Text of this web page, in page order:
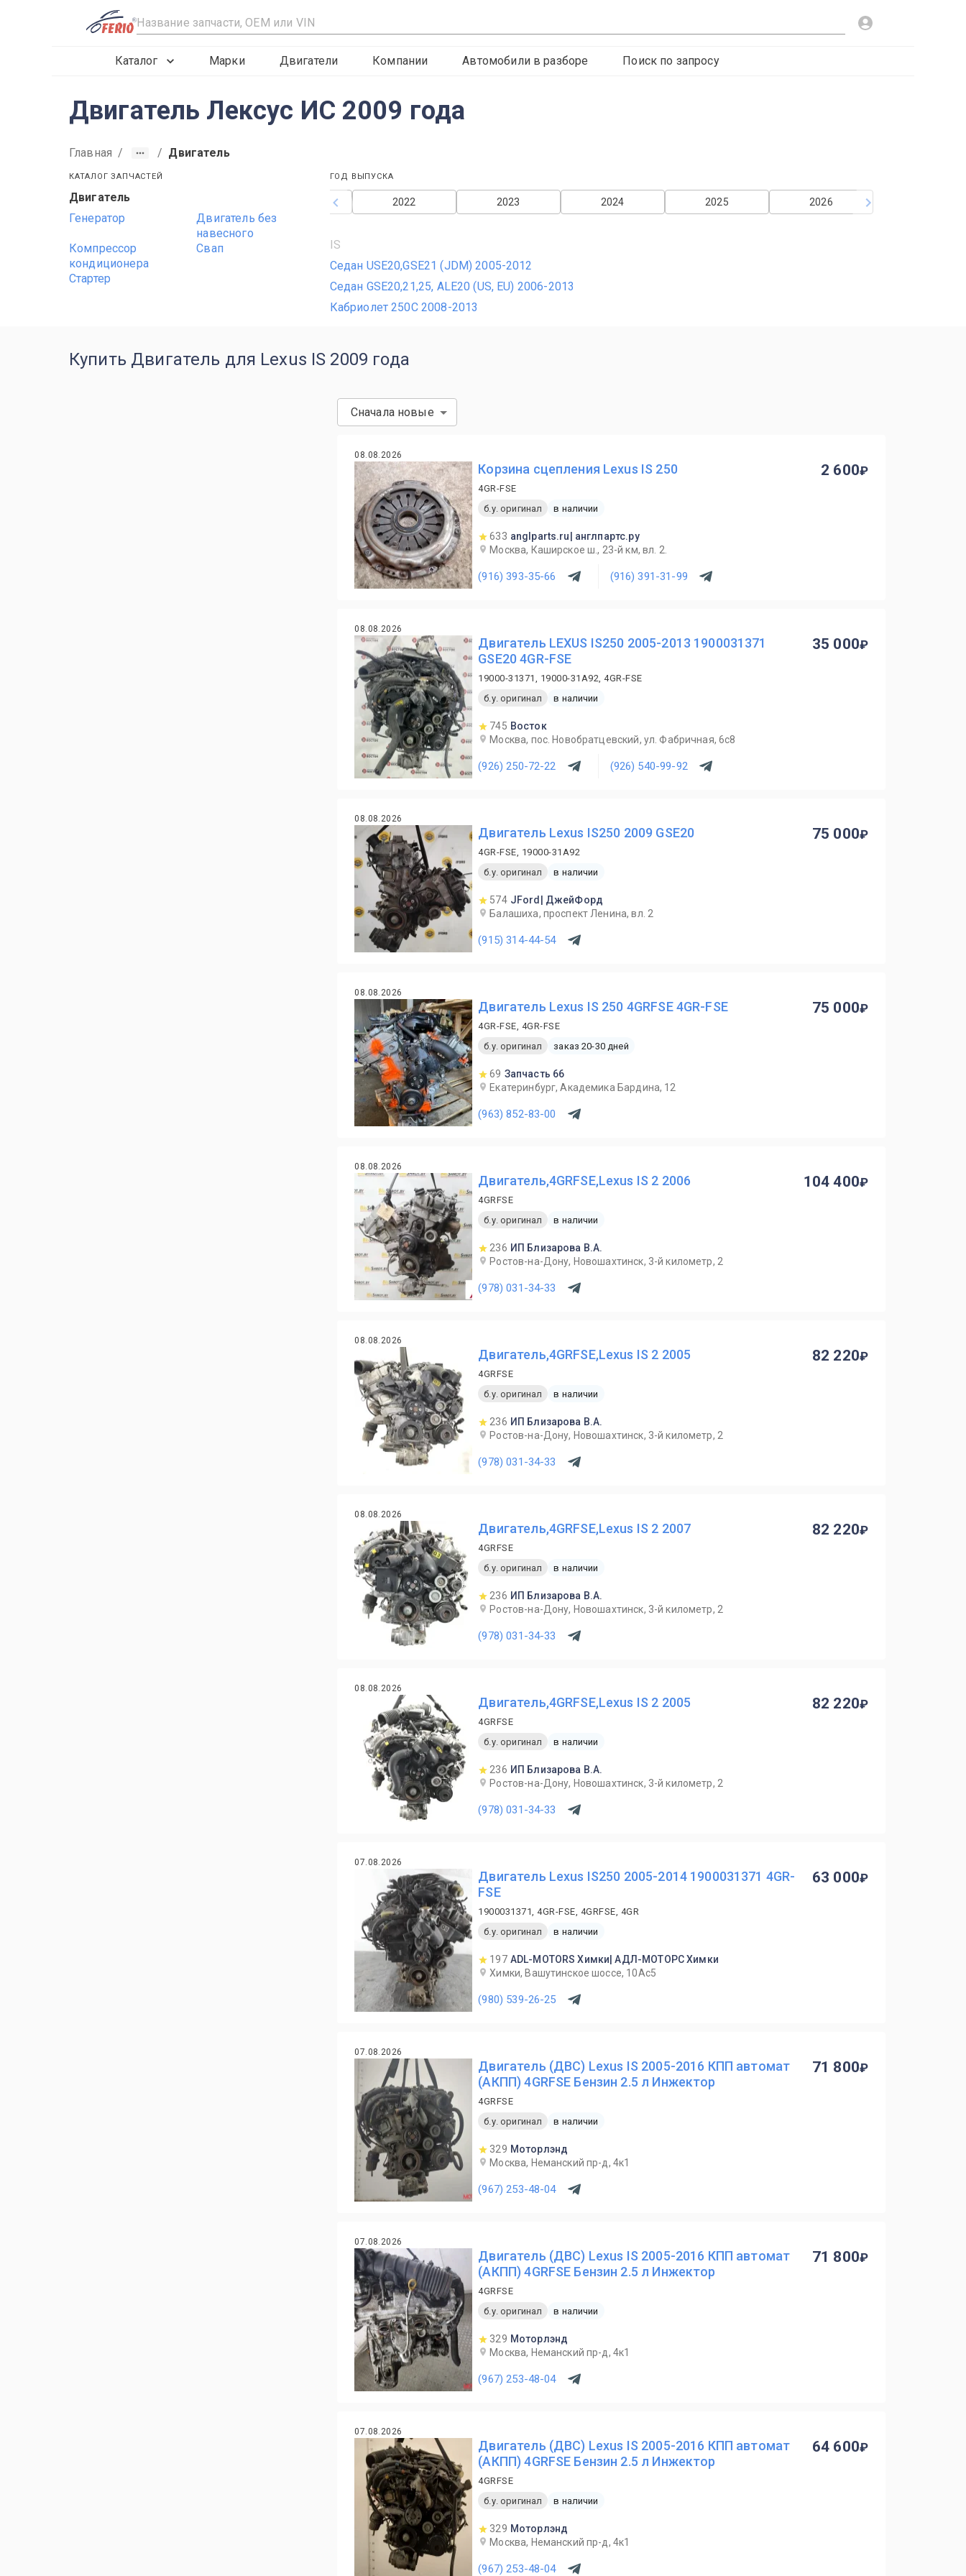
R
Каталог Марки Двигатели Компании Автомобили в разборе Поиск по запросу
Двигатель Лексус ИС 2009 года
Главная / / Двигатель
КАТАЛОГ ЗАПЧАСТЕЙ
Двигатель
Генератор
Двигатель без
навесного
Компрессор
кондиционера
Свап
Стартер
ГОД ВЫПУСКА
2026
2025
2024
2023
2022
2019
IS
Седан USE20,GSE21 (JDM) 2005-2012
Седан GSE20,21,25, ALE20 (US, EU) 2006-2013
Кабриолет 250C 2008-2013
Купить Двигатель для Lexus IS 2009 года
Сначала новые
08.08.2026
Корзина сцепления Lexus IS 250
4GR-FSE
б.у. оригинал
в наличии
633 anglparts.ru| англпартс.ру
Москва, Каширское ш., 23-й км, вл. 2.
(916) 393-35-66 (916) 391-31-99
2 600
08.08.2026
Двигатель LEXUS IS250 2005-2013 1900031371
GSE20 4GR-FSE
19000-31371, 19000-31A92, 4GR-FSE
б.у. оригинал
в наличии
745 Восток
Москва, пос. Новобратцевский, ул. Фабричная, 6с8
(926) 250-72-22 (926) 540-99-92
35 000
08.08.2026
Двигатель Lexus IS250 2009 GSE20
4GR-FSE, 19000-31A92
б.у. оригинал
в наличии
574 JFord| ДжейФорд
Балашиха, проспект Ленина, вл. 2
(915) 314-44-54
75 000
08.08.2026
Двигатель Lexus IS 250 4GRFSE 4GR-FSE
4GR-FSE, 4GR-FSE
б.у. оригинал
заказ 20-30 дней
69 Запчасть 66
Екатеринбург, Академика Бардина, 12
(963) 852-83-00
75 000
08.08.2026
Двигатель,4GRFSE,Lexus IS 2 2006
4GRFSE
б.у. оригинал
в наличии
236 ИП Близарова В.А.
Ростов-на-Дону, Новошахтинск, 3-й километр, 2
(978) 031-34-33
104 400
08.08.2026
Двигатель,4GRFSE,Lexus IS 2 2005
4GRFSE
б.у. оригинал
в наличии
236 ИП Близарова В.А.
Ростов-на-Дону, Новошахтинск, 3-й километр, 2
(978) 031-34-33
82 220
08.08.2026
Двигатель,4GRFSE,Lexus IS 2 2007
4GRFSE
б.у. оригинал
в наличии
236 ИП Близарова В.А.
Ростов-на-Дону, Новошахтинск, 3-й километр, 2
(978) 031-34-33
82 220
08.08.2026
Двигатель,4GRFSE,Lexus IS 2 2005
4GRFSE
б.у. оригинал
в наличии
236 ИП Близарова В.А.
Ростов-на-Дону, Новошахтинск, 3-й километр, 2
(978) 031-34-33
82 220
07.08.2026
Двигатель Lexus IS250 2005-2014 1900031371 4GR-
FSE
1900031371, 4GR-FSE, 4GRFSE, 4GR
б.у. оригинал
в наличии
197 ADL-MOTORS Химки| АДЛ-МОТОРС Химки
Химки, Вашутинское шоссе, 10Ас5
(980) 539-26-25
63 000
07.08.2026
Двигатель (ДВС) Lexus IS 2005-2016 КПП автомат
(АКПП) 4GRFSE Бензин 2.5 л Инжектор
4GRFSE
б.у. оригинал
в наличии
329 Моторлэнд
Москва, Неманский пр-д, 4к1
(967) 253-48-04
71 800
07.08.2026
Двигатель (ДВС) Lexus IS 2005-2016 КПП автомат
(АКПП) 4GRFSE Бензин 2.5 л Инжектор
4GRFSE
б.у. оригинал
в наличии
329 Моторлэнд
Москва, Неманский пр-д, 4к1
(967) 253-48-04
71 800
07.08.2026
Двигатель (ДВС) Lexus IS 2005-2016 КПП автомат
(АКПП) 4GRFSE Бензин 2.5 л Инжектор
4GRFSE
б.у. оригинал
в наличии
329 Моторлэнд
Москва, Неманский пр-д, 4к1
(967) 253-48-04
64 600